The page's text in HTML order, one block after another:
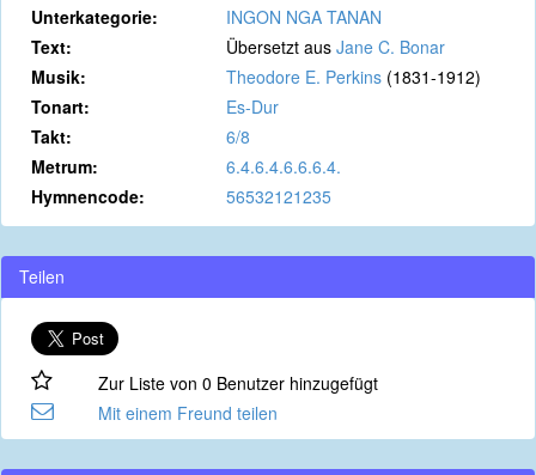
Unterkategorie:
INGON NGA TANAN
Text:
Übersetzt aus Jane C. Bonar
Musik:
Theodore E. Perkins (1831-1912)
Tonart:
Es-Dur
Takt:
6/8
Metrum:
6.4.6.4.6.6.6.4.
Hymnencode:
56532121235
Teilen
Zur Liste von 0 Benutzer hinzugefügt
Mit einem Freund teilen